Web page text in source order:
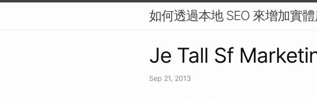
如何透過本地 SEO 來增加實
Je Tall Sf
Sep 21, 2013